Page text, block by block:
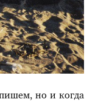
пишем, но и когда